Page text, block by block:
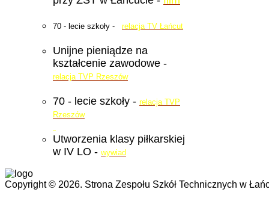
70 - lecie szkoły - relacja TV Łańcut
Unijne pieniądze na
kształcenie zawodowe -
relacja TVP Rzeszów
70 - lecie szkoły - relacja TVP
Rzeszów
Utworzenia klasy piłkarskiej
w IV LO - wywiad
Copyright © 2026. Strona Zespołu Szkół Technicznych w